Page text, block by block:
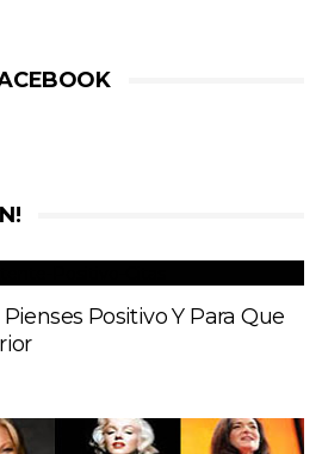
Positivo Y Para Que